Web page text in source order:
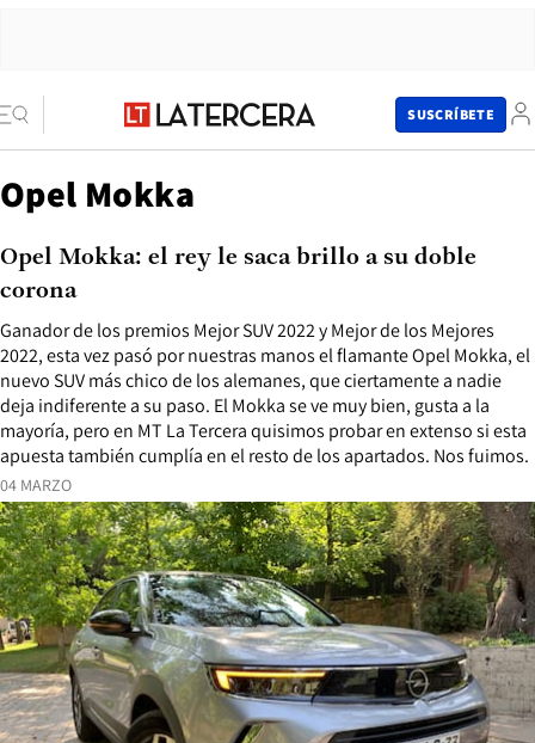
SUSCRÍBETE
Opel Mokka
04 MARZO
Ganador de los premios Mejor SUV 2022 y Mejor de los Mejores
2022, esta vez pasó por nuestras manos el flamante Opel Mokka, el
nuevo SUV más chico de los alemanes, que ciertamente a nadie
deja indiferente a su paso. El Mokka se ve muy bien, gusta a la
mayoría, pero en MT La Tercera quisimos probar en extenso si esta
apuesta también cumplía en el resto de los apartados. Nos fuimos.
Opel Mokka: el rey le saca brillo a su doble
corona